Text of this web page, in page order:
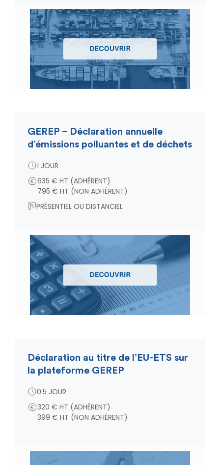
GEREP – Déclaration annuelle
d’émissions polluantes et de déchets
1 JOUR
635 € HT (ADHÉRENT)
795 € HT (NON ADHÉRENT)
PRÉSENTIEL OU DISTANCIEL
Déclaration au titre de l’EU-ETS sur
la plateforme GEREP
0.5 JOUR
320 € HT (ADHÉRENT)
399 € HT (NON ADHÉRENT)